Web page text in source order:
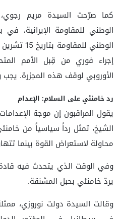
كما صرّحت السيدة مريم رجوي،
الوطني للمقاومة الإيرانية،
الوطني
إجراء فوري من قِبل الأمم
الأوروبي لوقف هذه المجزرة. يجب
رد خامنئي على السلام: الإعدام
يقول المراقبون إن موجة
الشيخ، تمثل رداً سياسياً من
محاولة لاستعراض القوة بينما
وفي الوقت الذي يتحدث فيه قادة
يردّ خامنئي بحبل المشنقة.
وقالت السيدة دولت نوروزي،